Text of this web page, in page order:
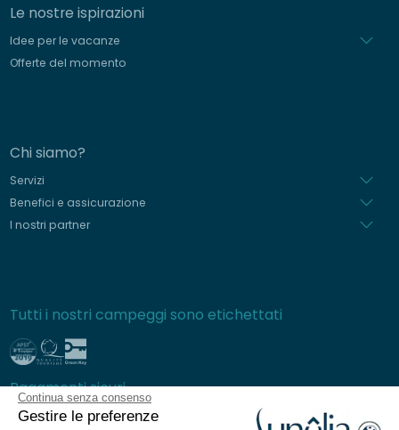
Continua senza consenso
Gestire le preferenze
Le nostre ispirazioni
Idee per le vacanze
Offerte del momento
Chi siamo?
Servizi
Benefici e assicurazione
I nostri partner
Tutti i nostri campeggi sono etichettati
Pagamenti sicuri